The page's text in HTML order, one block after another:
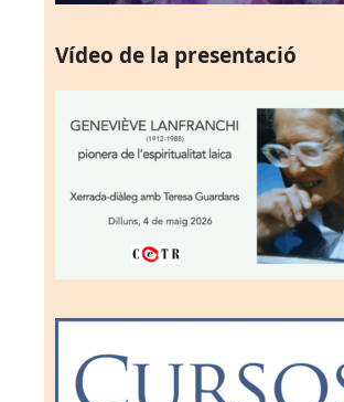
Vídeo de la presentació